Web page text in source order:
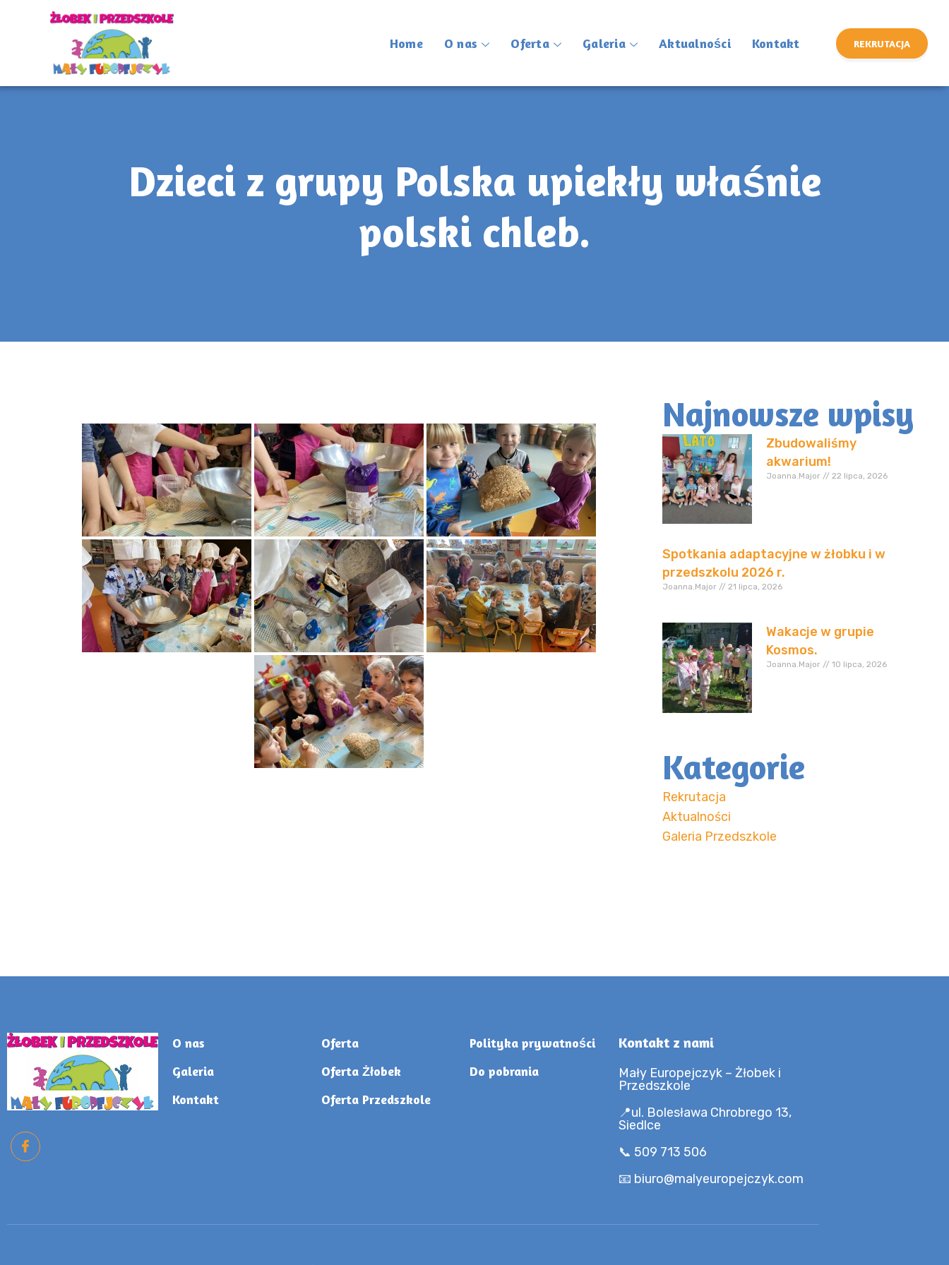
Home O nas Oferta Galeria Aktualności Kontakt REKRUTACJA
Dzieci z grupy Polska upiekły właśnie
polski chleb.
Najnowsze wpisy
Zbudowaliśmy
akwarium!
Joanna.Major 22 lipca, 2026
Spotkania adaptacyjne w żłobku i w
przedszkolu 2026 r.
Joanna.Major 21 lipca, 2026
Wakacje w grupie
Kosmos.
Joanna.Major 10 lipca, 2026
Kategorie
Rekrutacja
Aktualności
Galeria Przedszkole
O nas
Galeria
Kontakt
Oferta
Oferta Żłobek
Oferta Przedszkole
Polityka prywatności
Do pobrania
Kontakt z nami
Mały Europejczyk – Żłobek i
Przedszkole
📍ul. Bolesława Chrobrego 13,
Siedlce
📞 509 713 506
📧 biuro@malyeuropejczyk.com